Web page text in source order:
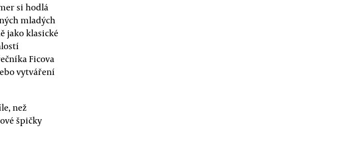
si hodlá
mladých
jako klasické
Ficova
vytváření
než
špičky